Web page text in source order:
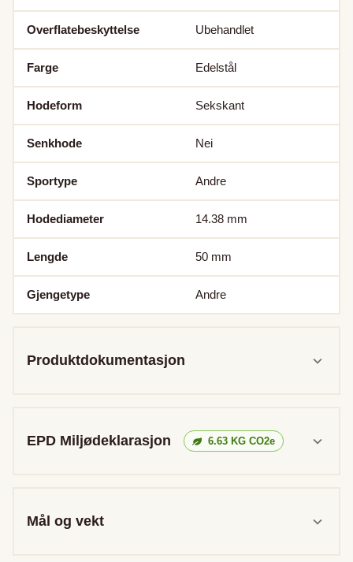
Overflatebeskyttelse Ubehandlet
Farge Edelstål
Hodeform Sekskant
Senkhode Nei
Sportype Andre
Hodediameter 14.38 mm
Lengde 50 mm
Gjengetype Andre
Produktdokumentasjon
EPD Miljødeklarasjon 6.63 KG CO2e
Mål og vekt